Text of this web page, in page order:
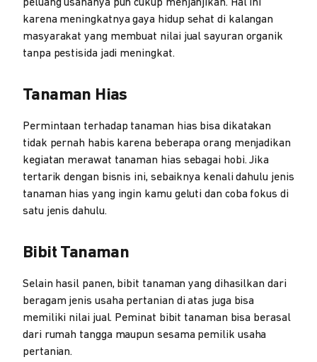
peluang usahanya pun cukup menjanjikan. Hal ini
karena meningkatnya gaya hidup sehat di kalangan
masyarakat yang membuat nilai jual sayuran organik
tanpa pestisida jadi meningkat.
Tanaman Hias
Permintaan terhadap tanaman hias bisa dikatakan
tidak pernah habis karena beberapa orang menjadikan
kegiatan merawat tanaman hias sebagai hobi. Jika
tertarik dengan bisnis ini, sebaiknya kenali dahulu jenis
tanaman hias yang ingin kamu geluti dan coba fokus di
satu jenis dahulu.
Bibit Tanaman
Selain hasil panen, bibit tanaman yang dihasilkan dari
beragam jenis usaha pertanian di atas juga bisa
memiliki nilai jual. Peminat bibit tanaman bisa berasal
dari rumah tangga maupun sesama pemilik usaha
pertanian.